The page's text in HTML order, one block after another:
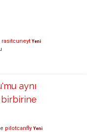
rasitcuneyt Yeni
aynı
birbirine
pilotcanfly Yeni